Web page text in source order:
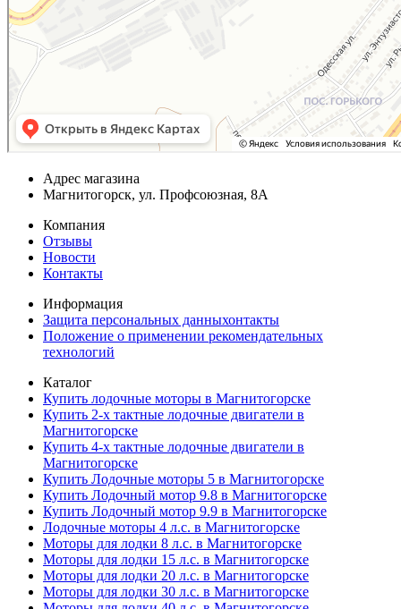
Адрес магазина
Магнитогорск, ул. Профсоюзная, 8А
Компания
Отзывы
Новости
Контакты
Информация
Защита персональных данныхонтакты
Положение о применении рекомендательных
технологий
Каталог
Купить лодочные моторы в Магнитогорске
Купить 2-х тактные лодочные двигатели в
Магнитогорске
Купить 4-х тактные лодочные двигатели в
Магнитогорске
Купить Лодочные моторы 5 в Магнитогорске
Купить Лодочный мотор 9.8 в Магнитогорске
Купить Лодочный мотор 9.9 в Магнитогорске
Лодочные моторы 4 л.с. в Магнитогорске
Моторы для лодки 8 л.с. в Магнитогорске
Моторы для лодки 15 л.с. в Магнитогорске
Моторы для лодки 20 л.с. в Магнитогорске
Моторы для лодки 30 л.с. в Магнитогорске